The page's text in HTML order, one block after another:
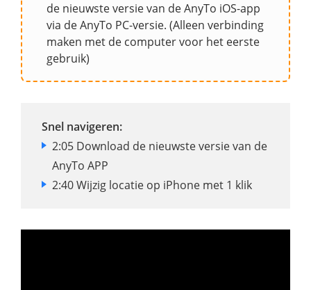
de nieuwste versie van de AnyTo iOS-app
via de AnyTo PC-versie. (Alleen verbinding
maken met de computer voor het eerste
gebruik)
Snel navigeren:
2:05 Download de nieuwste versie van de
AnyTo APP
2:40 Wijzig locatie op iPhone met 1 klik